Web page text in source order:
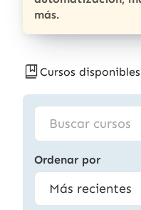
más.
Cursos disponibles
Ordenar por